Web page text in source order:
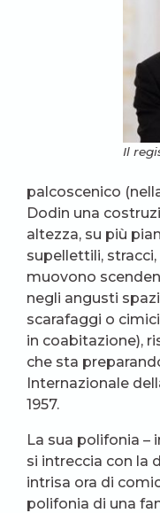
Il
palcoscenico
Dodin una
altezza, su più
supellettili,
muovono
negli angusti
scarafaggi o
in coabitazione),
che sta
Internazionale
1957.
La sua polifonia –
si intreccia con la
intrisa ora di
polifonia di una